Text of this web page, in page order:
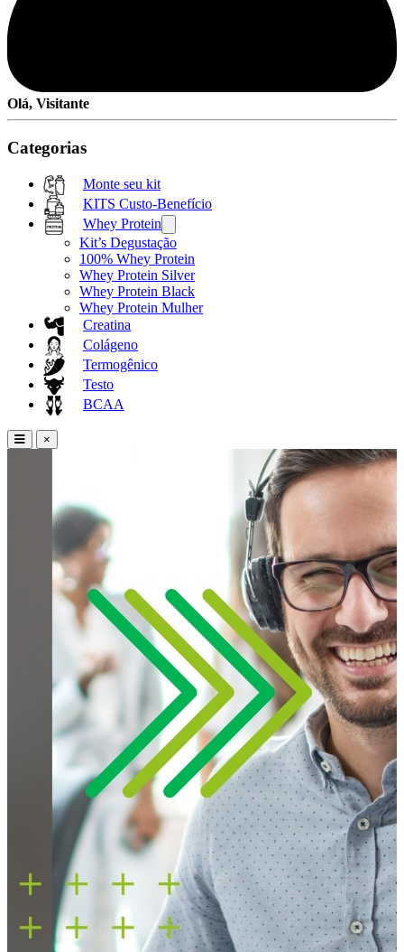
Olá, Visitante
Categorias
Monte seu kit
KITS Custo-Benefício
Whey Protein
Kit’s Degustação
100% Whey Protein
Whey Protein Silver
Whey Protein Black
Whey Protein Mulher
Creatina
Colágeno
Termogênico
Testo
BCAA
×